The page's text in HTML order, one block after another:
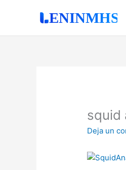
squid
Deja un